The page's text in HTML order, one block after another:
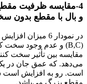
4-مقایسه ظرفیت
و بال با مقطع بدون
در نمودار 6
می‌دهد. که عمق جان در
است. رو به افزایش است
مقطع بزرگ می‌باشد.